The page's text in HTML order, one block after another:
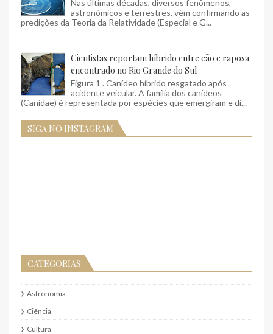
Nas últimas décadas, diversos fenômenos,
astronômicos e terrestres, vêm confirmando as
predições da Teoria da Relatividade (Especial e G...
Cientistas reportam híbrido entre cão e raposa
encontrado no Rio Grande do Sul
Figura 1 . Canídeo híbrido resgatado após
acidente veicular. A família dos canídeos
(Canidae) é representada por espécies que emergiram e di...
SIGA NO INSTAGRAM
CATEGORIAS
Astronomia
Ciência
Cultura